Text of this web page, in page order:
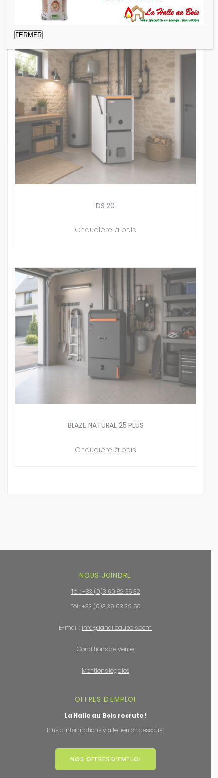
Chaudière à bois
DS 20
Chaudière à bois
BLAZE NATURAL 25 PLUS
Chaudière à bois
NOUS JOINDRE
Tél.: +33 (0)3 60 82 55 32
Tél.: +33 (0)3 39 03 39 50
E-mail : info@lahalleaubois.com
Conditions de vente
Mentions légales
OFFRES D'EMPLOI
La Halle au Bois recrute !
Plus d'informations via le lien ci-dessous :
NOS OFFRES D'EMPLOI
FERMER